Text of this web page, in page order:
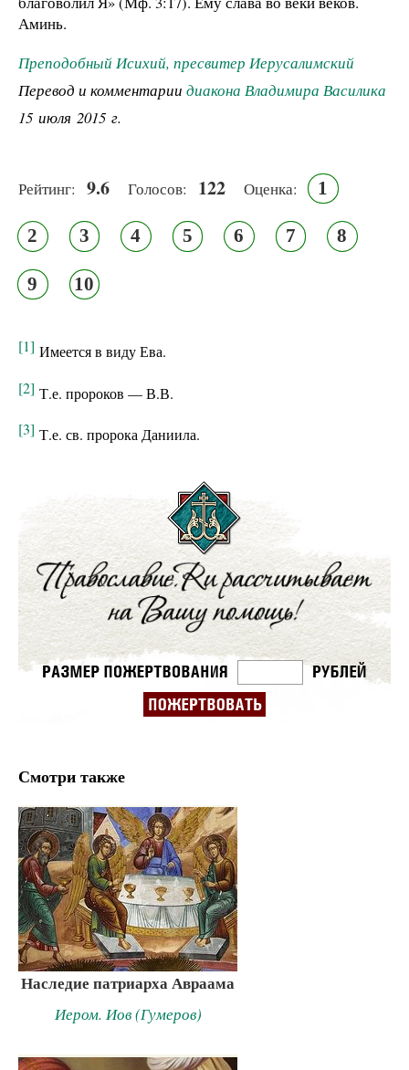
Аминь.
Преподобный Исихий, пресвитер Иерусалимский
Перевод и комментарии диакона Владимира Василика
15 июля 2015 г.
Рейтинг: 9.6 Голосов: 122 Оценка: 1
2 3 4 5 6 7 8
9 10
[1] Имеется в виду Ева.
[2] Т.е. пророков — В.В.
[3] Т.е. св. пророка Даниила.
Смотри также
Наследие патриарха Авраама
Иером. Иов (Гумеров)